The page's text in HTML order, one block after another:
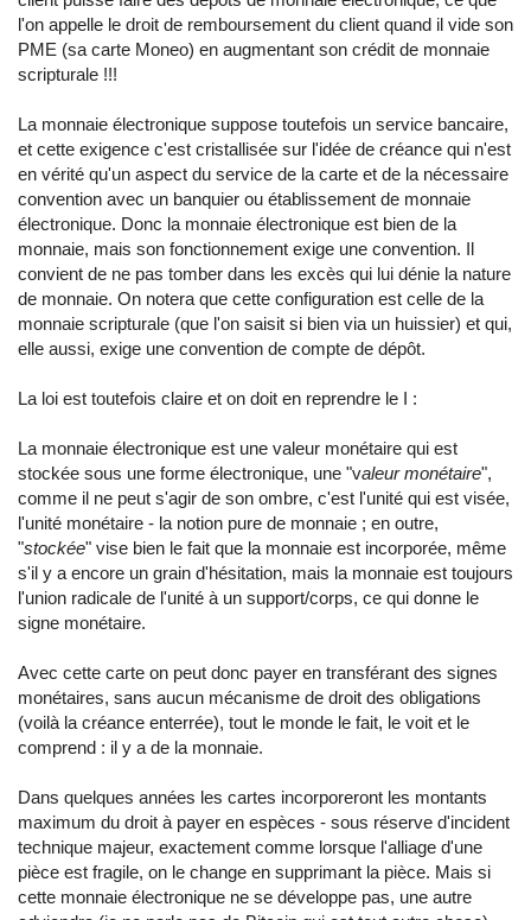
l'on appelle le droit de remboursement du client quand il vide son
PME (sa carte Moneo) en augmentant son crédit de monnaie
scripturale !!!
La monnaie électronique suppose toutefois un service bancaire,
et cette exigence c'est cristallisée sur l'idée de créance qui n'est
en vérité qu'un aspect du service de la carte et de la nécessaire
convention avec un banquier ou établissement de monnaie
électronique. Donc la monnaie électronique est bien de la
monnaie, mais son fonctionnement exige une convention. Il
convient de ne pas tomber dans les excès qui lui dénie la nature
de monnaie. On notera que cette configuration est celle de la
monnaie scripturale (que l'on saisit si bien via un huissier) et qui,
elle aussi, exige une convention de compte de dépôt.
La loi est toutefois claire et on doit en reprendre le I :
La monnaie électronique est une valeur monétaire qui est
stockée sous une forme électronique, une "valeur monétaire",
comme il ne peut s'agir de son ombre, c'est l'unité qui est visée,
l'unité monétaire - la notion pure de monnaie ; en outre,
"stockée" vise bien le fait que la monnaie est incorporée, même
s'il y a encore un grain d'hésitation, mais la monnaie est toujours
l'union radicale de l'unité à un support/corps, ce qui donne le
signe monétaire.
Avec cette carte on peut donc payer en transférant des signes
monétaires, sans aucun mécanisme de droit des obligations
(voilà la créance enterrée), tout le monde le fait, le voit et le
comprend : il y a de la monnaie.
Dans quelques années les cartes incorporeront les montants
maximum du droit à payer en espèces - sous réserve d'incident
technique majeur, exactement comme lorsque l'alliage d'une
pièce est fragile, on le change en supprimant la pièce. Mais si
cette monnaie électronique ne se développe pas, une autre